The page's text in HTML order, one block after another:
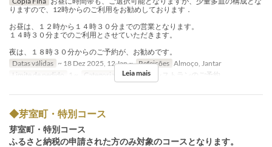
りますので、12時からのご利用をお勧めしております．
お昼は、１２時から１４時３０分までの営業となります。
１４時３０分までのご利用とさせていただきます。
夜は、１８時３０分からのご予約が、お勧めです。
Datas válidas ~ 18 Dez 2025, 12 Jan ~ Refeições Almoço, Jantar
Limite de pedido
1 ~ Categoria de Assento レストランのご予約
Leia mais
◆芽室町・特別コース
芽室町・特別コース
ふるさと納税の申請された方のみ対象のコースとなります。